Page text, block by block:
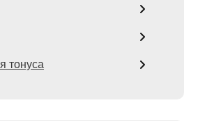
тонуса